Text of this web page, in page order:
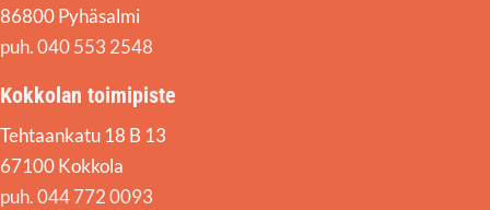
86800 Pyhäsalmi
puh. 040 553 2548
Kokkolan toimipiste
Tehtaankatu 18 B 13
67100 Kokkola
puh. 044 772 0093